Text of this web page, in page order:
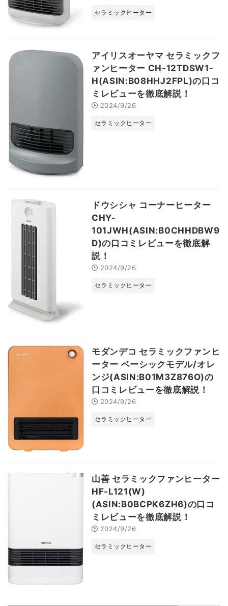
セラミックヒーター
アイリスオーヤマ セラミックフ
ァンヒーター CH-12TDSW1-
H(ASIN:B08HHJ2FPL)の口コ
ミレビューを徹底解説！
2024/9/26
セラミックヒーター
ドウシシャ コーナーヒーター
CHY-
101JWH(ASIN:B0CHHDBW9
D)の口コミレビューを徹底解
説！
2024/9/26
セラミックヒーター
モダンデコ セラミックファンヒ
ーター ベーシックモデル/オレ
ンジ(ASIN:B01M3Z876O)の
口コミレビューを徹底解説！
2024/9/26
セラミックヒーター
山善 セラミックファンヒーター
HF-L121(W)
(ASIN:B0BCPK6ZH6)の口コ
ミレビューを徹底解説！
2024/9/26
セラミックヒーター